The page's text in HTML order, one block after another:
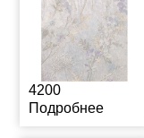
4200
Подробнее